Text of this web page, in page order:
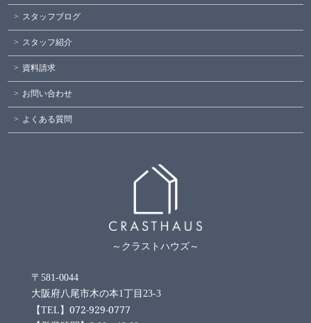
スタッフブログ
スタッフ紹介
資料請求
お問い合わせ
よくある質問
～クラストハウズ～
〒581-0044
大阪府八尾市木の本1丁目23-3
【TEL】072-929-0777